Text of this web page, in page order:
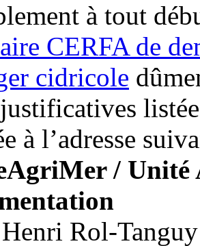
à tout
CERFA de
cidricole
à l’adresse
/ Unité
Rol-Tanguy